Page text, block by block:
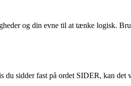
og din evne til at tænke logisk.
sidder fast på ordet SIDER, kan det